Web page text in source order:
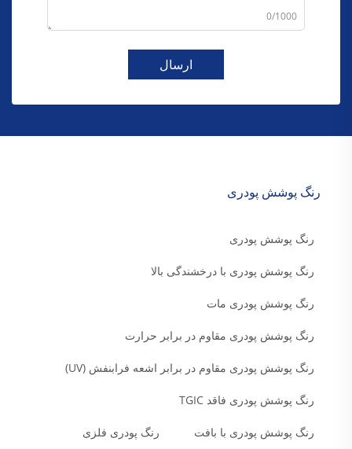
0/1000
ارسال
رنگ پوشش پودری
رنگ پوشش پودری
رنگ پوشش پودری با درخشندگی بالا
رنگ پوشش پودری مات
رنگ پوشش پودری مقاوم در برابر حرارت
رنگ پوشش پودری مقاوم در برابر اشعه فرابنفش (UV)
رنگ پوشش پودری فاقد TGIC
رنگ پوشش پودری با بافت رنگ پودری فلزی